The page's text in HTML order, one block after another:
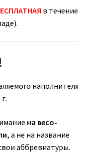
в течение
наполнителя
на весо-
а не на название
аббревиатуры.